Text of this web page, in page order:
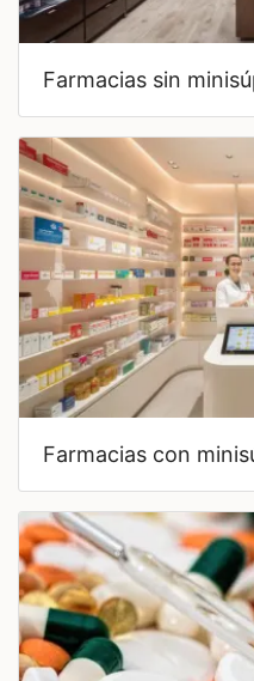
farmacias sin
farmacias con